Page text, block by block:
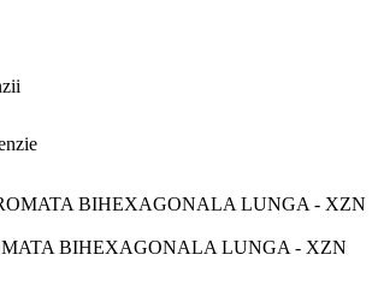
BIHEXAGONALA LUNGA - XZN